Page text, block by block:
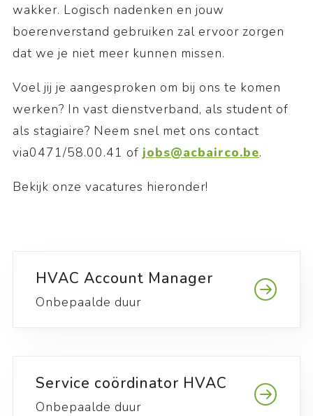
wakker. Logisch nadenken en jouw
boerenverstand gebruiken zal ervoor zorgen
dat we je niet meer kunnen missen.
Voel jij je aangesproken om bij ons te komen
werken? In vast dienstverband, als student of
als stagiaire? Neem snel met ons contact
via0471/58.00.41 of jobs@acbairco.be.
Bekijk onze vacatures hieronder!
HVAC Account Manager
Onbepaalde duur
Service coördinator HVAC
Onbepaalde duur